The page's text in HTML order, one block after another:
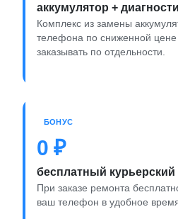
аккумулятор +
Комплекс из замены
телефона по сниженной
заказывать по отдельности.
БОНУС
0 ₽
бесплатный курьерский
При заказе ремонта
ваш телефон в удобное